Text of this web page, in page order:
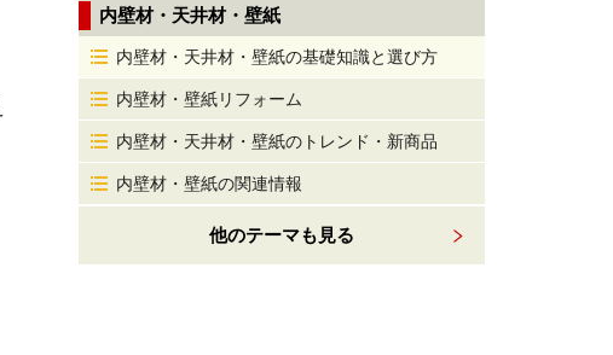
内壁材・天井材・壁紙
内壁材・天井材・壁紙の基礎知識と選び方
内壁材・壁紙リフォーム
内壁材・天井材・壁紙のトレンド・新商品
内壁材・壁紙の関連情報
他のテーマも見る